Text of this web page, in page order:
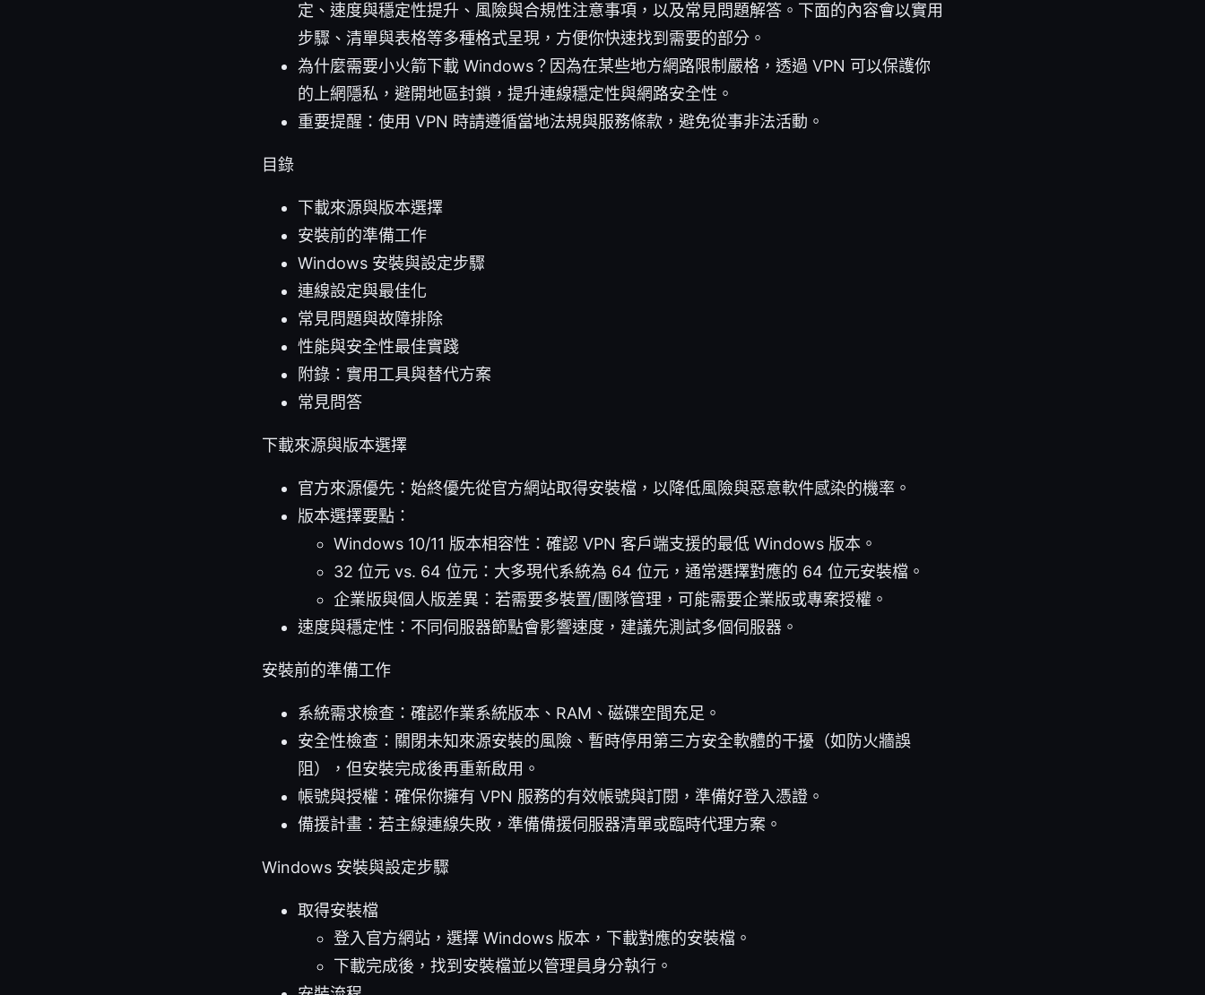
定、速度與穩定性提升、風險與合規性注意事項，以及常見問題解答。下面的內容會以實用
步驟、清單與表格等多種格式呈現，方便你快速找到需要的部分。
為什麼需要小火箭下載 Windows？因為在某些地方網路限制嚴格，透過 VPN 可以保護你
的上網隱私，避開地區封鎖，提升連線穩定性與網路安全性。
重要提醒：使用 VPN 時請遵循當地法規與服務條款，避免從事非法活動。
目錄
下載來源與版本選擇
安裝前的準備工作
Windows 安裝與設定步驟
連線設定與最佳化
常見問題與故障排除
性能與安全性最佳實踐
附錄：實用工具與替代方案
常見問答
下載來源與版本選擇
官方來源優先：始終優先從官方網站取得安裝檔，以降低風險與惡意軟件感染的機率。
版本選擇要點：
Windows 10/11 版本相容性：確認 VPN 客戶端支援的最低 Windows 版本。
32 位元 vs. 64 位元：大多現代系統為 64 位元，通常選擇對應的 64 位元安裝檔。
企業版與個人版差異：若需要多裝置/團隊管理，可能需要企業版或專案授權。
速度與穩定性：不同伺服器節點會影響速度，建議先測試多個伺服器。
安裝前的準備工作
系統需求檢查：確認作業系統版本、RAM、磁碟空間充足。
安全性檢查：關閉未知來源安裝的風險、暫時停用第三方安全軟體的干擾（如防火牆誤
阻），但安裝完成後再重新啟用。
帳號與授權：確保你擁有 VPN 服務的有效帳號與訂閱，準備好登入憑證。
備援計畫：若主線連線失敗，準備備援伺服器清單或臨時代理方案。
Windows 安裝與設定步驟
取得安裝檔
登入官方網站，選擇 Windows 版本，下載對應的安裝檔。
下載完成後，找到安裝檔並以管理員身分執行。